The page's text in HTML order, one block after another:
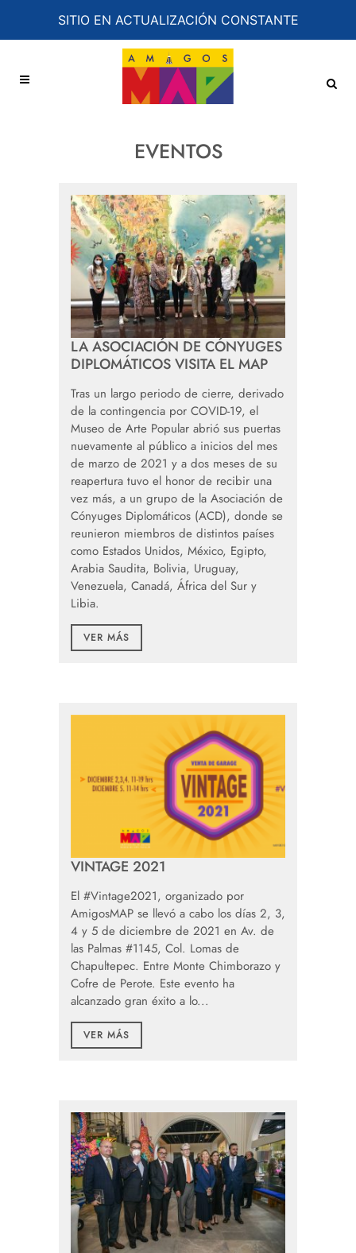
SITIO EN ACTUALIZACIÓN CONSTANTE
EVENTOS
LA ASOCIACIÓN DE CÓNYUGES
DIPLOMÁTICOS VISITA EL MAP
Tras un largo periodo de cierre, derivado
de la contingencia por COVID-19, el
Museo de Arte Popular abrió sus puertas
nuevamente al público a inicios del mes
de marzo de 2021 y a dos meses de su
reapertura tuvo el honor de recibir una
vez más, a un grupo de la Asociación de
Cónyuges Diplomáticos (ACD), donde se
reunieron miembros de distintos países
como Estados Unidos, México, Egipto,
Arabia Saudita, Bolivia, Uruguay,
Venezuela, Canadá, África del Sur y
Libia.
VER MÁS
VINTAGE 2021
El #Vintage2021, organizado por
AmigosMAP se llevó a cabo los días 2, 3,
4 y 5 de diciembre de 2021 en Av. de
las Palmas #1145, Col. Lomas de
Chapultepec. Entre Monte Chimborazo y
Cofre de Perote. Este evento ha
alcanzado gran éxito a lo...
VER MÁS